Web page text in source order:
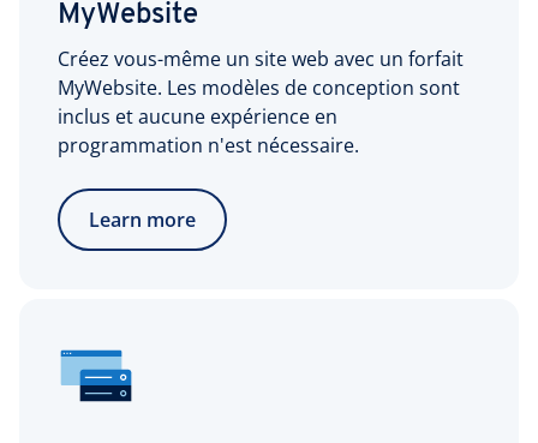
MyWebsite
Créez vous-même un site web avec un forfait
MyWebsite. Les modèles de conception sont
inclus et aucune expérience en
programmation n'est nécessaire.
Learn more